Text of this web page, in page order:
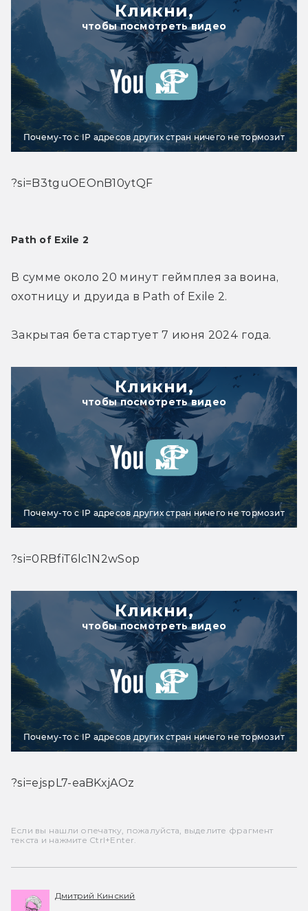
Кликни,
чтобы посмотреть видео
Почему-то с IP адресов других стран ничего не тормозит
?si=B3tguOEOnB10ytQF
Path of Exile 2
В сумме около 20 минут геймплея за воина,
охотницу и друида в Path of Exile 2.
Закрытая бета стартует 7 июня 2024 года.
Кликни,
чтобы посмотреть видео
Почему-то с IP адресов других стран ничего не тормозит
?si=0RBfiT6lc1N2wSop
Кликни,
чтобы посмотреть видео
Почему-то с IP адресов других стран ничего не тормозит
?si=ejspL7-eaBKxjAOz
Если вы нашли опечатку, пожалуйста, выделите фрагмент
текста и нажмите Ctrl+Enter.
Дмитрий Кинский